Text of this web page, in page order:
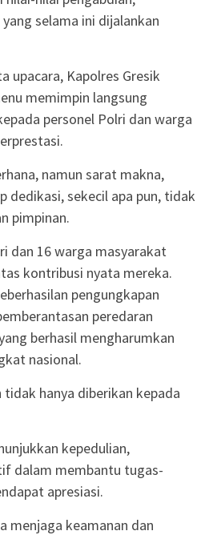
selama ini dijalankan
upacara, Kapolres Gresik
memimpin langsung
personel Polri dan warga
namun sarat makna,
dedikasi, sekecil apa pun, tidak
pimpinan.
dan 16 warga masyarakat
kontribusi nyata mereka.
pengungkapan
peredaran
berhasil mengharumkan
nasional.
tidak hanya diberikan kepada
kepedulian,
dalam membantu tugas-
apresiasi.
menjaga keamanan dan